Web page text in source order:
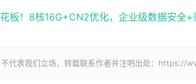
板！8核16G+CN2优化，企业级数据安全+
不代表我们立场，转载联系作者并注明出处：